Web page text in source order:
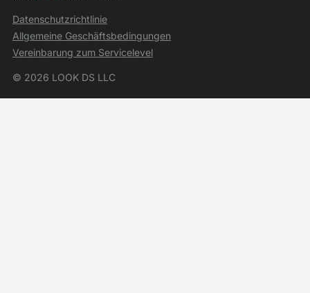
Datenschutzrichtlinie
Allgemeine Geschäftsbedingungen
Vereinbarung zum Servicelevel
© 2026 LOOK DS LLC